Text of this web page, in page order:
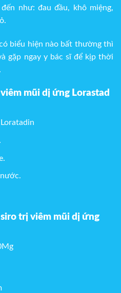
như: đau đầu, khô miệng,
biểu hiện nào bất thường thì
gặp ngay y bác sĩ để kịp thời
mũi dị ứng Lorastad
trị viêm mũi dị ứng